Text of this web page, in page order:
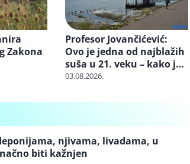
Zakona
Profesor Jovančićević:
Ovo je jedna od najblažih
suša u 21. veku – kako je
moguće da ništa nismo
03.08.2026.
njivama, livadama, u
biti kažnjen